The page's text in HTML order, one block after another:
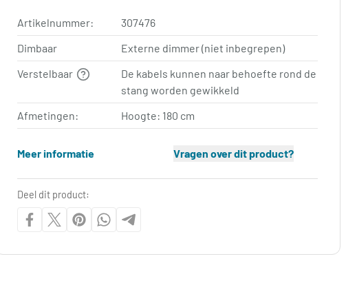
Artikelnummer:
307476
Dimbaar
Externe dimmer (niet inbegrepen)
Verstelbaar
De kabels kunnen naar behoefte rond de
stang worden gewikkeld
Afmetingen:
Hoogte: 180 cm
Meer informatie Vragen over dit product?
Deel dit product: